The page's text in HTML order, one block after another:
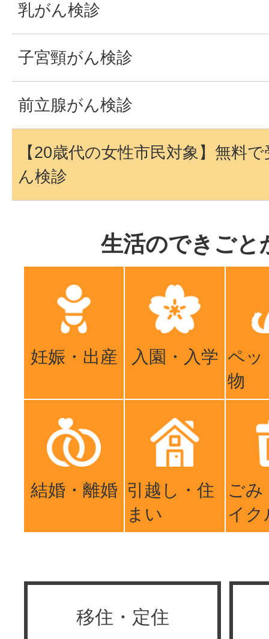
乳がん検診
子宮頸がん検診
前立腺がん検診
【20歳代の女性市民対象】無料
ん検診
生活のできごと
妊娠・出産 入園・入学 ペッ
物
結婚・離婚 引越し・住
まい
ごみ
イク
移住・定住